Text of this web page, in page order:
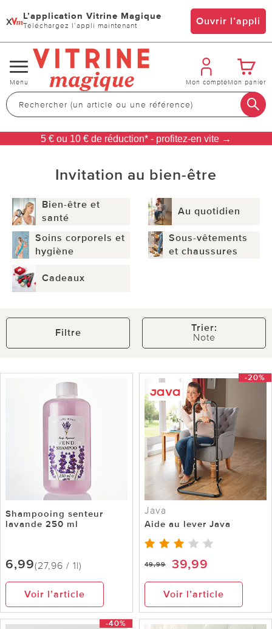
x L’application Vitrine Magique
Téléchargez l’appli maintenant Ouvrir l’appli
Changer
de
navigation
Menu Mon compteMon panier
5 € ou 10 € de réduction* - profitez-en vite →
Invitation au bien-être
Bien-être et
santé
Au quotidien
Soins corporels et
hygiène
Sous-vêtements
et chaussures
Cadeaux
Filtre
Trier:
Note
Shampooing senteur
lavande 250 ml
6,99(27,96 / 1l)
Voir l’article
-20%
Java
Aide au lever Java
49,99 39,99
Voir l’article
-40%